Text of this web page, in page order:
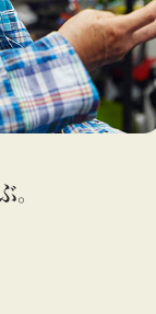
ジャパン
ド
#写真
。